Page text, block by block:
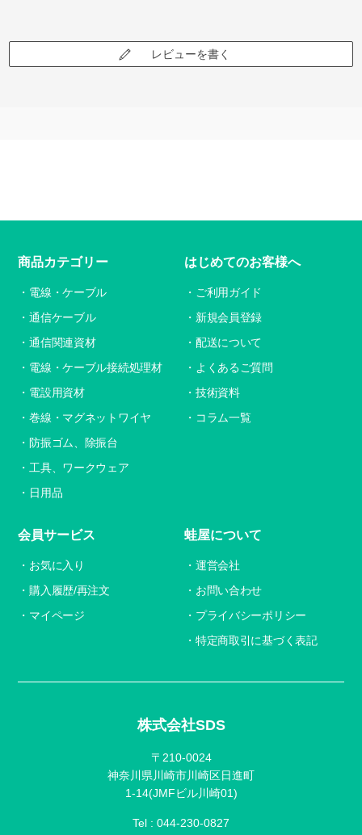
レビューを書く
株式会社SDS
〒210-0024
神奈川県川崎市川崎区日進町
1-14(JMFビル川崎01)
Tel : 044-230-0827
商品カテゴリー
電線・ケーブル
通信ケーブル
通信関連資材
電線・ケーブル接続処理材
電設用資材
巻線・マグネットワイヤ
防振ゴム、除振台
工具、ワークウェア
日用品
はじめてのお客様へ
ご利用ガイド
新規会員登録
配送について
よくあるご質問
技術資料
コラム一覧
会員サービス
お気に入り
購入履歴/再注文
マイページ
蛙屋について
運営会社
お問い合わせ
プライバシーポリシー
特定商取引に基づく表記